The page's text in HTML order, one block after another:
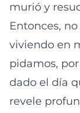
murió y
Entonces,
viviendo en
pidamos,
dado el día
revele